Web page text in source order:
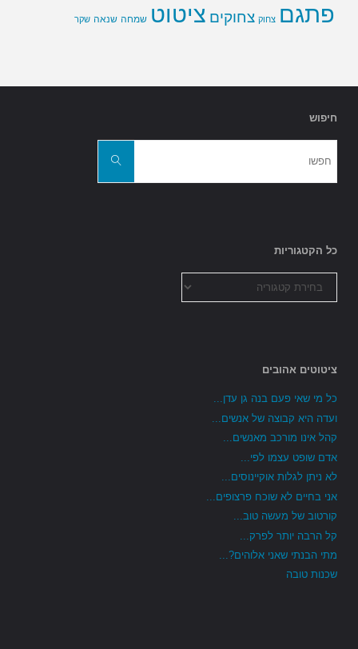
פתגם צחוק צחוקים ציטוט שמחה שנאה שקר
חיפוש
חפשו
כל הקטגוריות
הקטגוריות
ציטוטים אהובים
כל מי שאי פעם בנה גן עדן...
ועדה היא קבוצה של אנשים...
קהל אינו מורכב מאנשים...
אדם שופט עצמו לפי...
לא ניתן לגלות אוקיינוסים...
אני בחיים לא שוכח פרצופים...
קורטוב של מעשה טוב...
קל הרבה יותר לפרק...
מתי הבנתי שאני אלוהים?...
שכנות טובה